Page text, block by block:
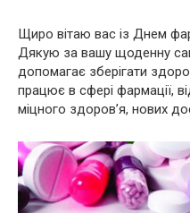
Щиро вітаю вас із Днем
Дякую за вашу щоденну
допомагає зберігати
працює в сфері фармації,
міцного здоров’я, нових